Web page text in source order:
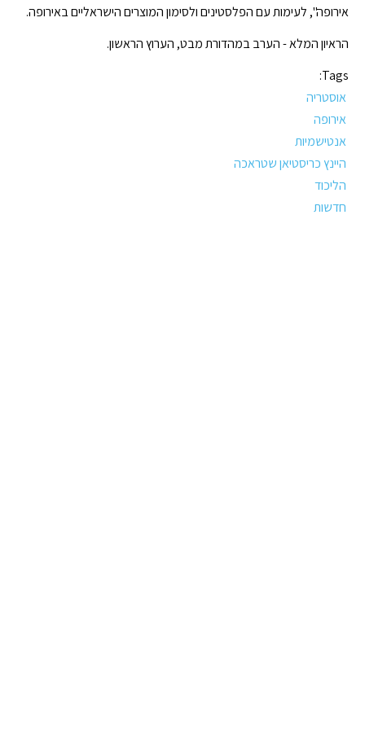
אירופה", לעימות עם הפלסטינים ולסימון המוצרים הישראליים באירופה.
הראיון המלא - הערב במהדורת מבט, הערוץ הראשון.
Tags:
אוסטריה
אירופה
אנטישמיות
היינץ כריסטיאן שטראכה
הליכוד
חדשות